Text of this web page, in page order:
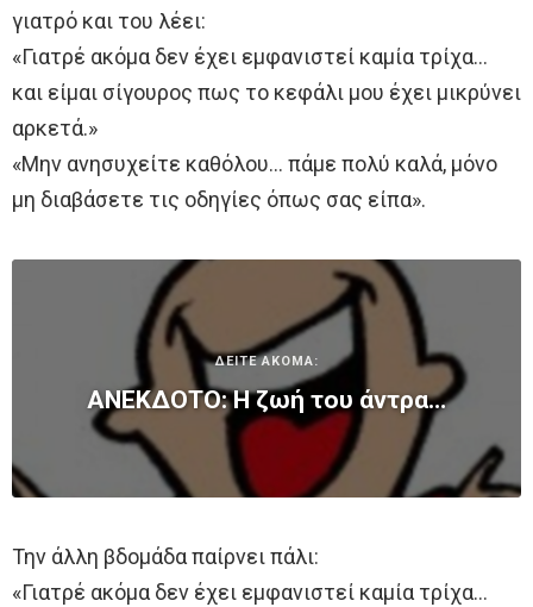
γιατρό και του λέει:
«Γιατρέ ακόμα δεν έχει εμφανιστεί καμία τρίχα…
και είμαι σίγουρος πως το κεφάλι μου έχει μικρύνει
αρκετά.»
«Μην ανησυχείτε καθόλου… πάμε πολύ καλά, μόνο
μη διαβάσετε τις οδηγίες όπως σας είπα».
ΔΕΙΤΕ ΑΚΟΜΑ:
ΑΝΕΚΔΟΤΟ: Η ζωή του άντρα…
Την άλλη βδομάδα παίρνει πάλι:
«Γιατρέ ακόμα δεν έχει εμφανιστεί καμία τρίχα…